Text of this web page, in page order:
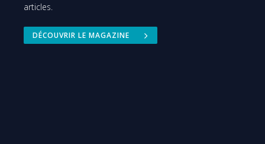
articles.
DÉCOUVRIR LE MAGAZINE